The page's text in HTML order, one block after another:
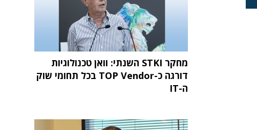
מחקר STKI השנתי: וואן טכנולוגיות
דורגה כ-TOP Vendor בכל תחומי שוק
ה-IT